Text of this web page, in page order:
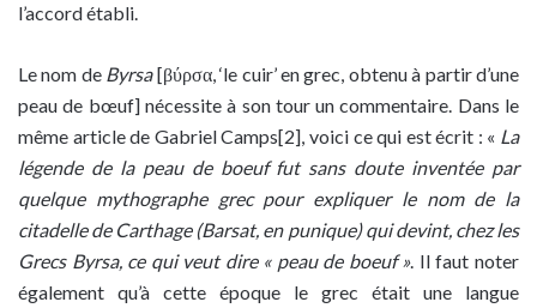
l’accord établi.
Le nom de Byrsa[βύρσα, ‘le cuir’ en grec, obtenu à partir d’une
peau de bœuf] nécessite à son tour un commentaire. Dans le
même article de Gabriel Camps[2], voici ce qui est écrit : « La
légende de la peau de boeuf fut sans doute inventée par
quelque mythographe grec pour expliquer le nom de la
citadelle de Carthage (Barsat, en punique) qui devint, chez les
Grecs Byrsa, ce qui veut dire « peau de boeuf ». Il faut noter
également qu’à cette époque le grec était une langue